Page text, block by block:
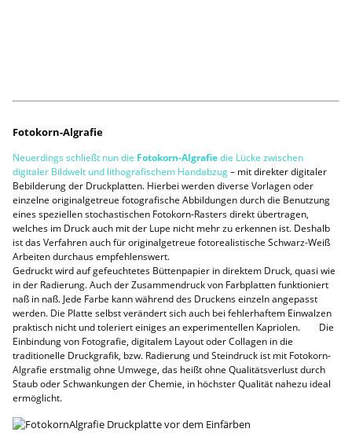
Fotokorn-Algrafie
Neuerdings schließt nun die Fotokorn-Algrafiedie Lücke zwischen
digitaler Bildwelt und lithografischem Handabzug– mit direkter digitaler
Bebilderung der Druckplatten. Hierbei werden diverse Vorlagen oder
einzelne originalgetreue fotografische Abbildungen durch die Benutzung
eines speziellen stochastischen Fotokorn-Rasters direkt übertragen,
welches im Druck auch mit der Lupe nicht mehr zu erkennen ist. Deshalb
ist das Verfahren auch für originalgetreue fotorealistische Schwarz-Weiß
Arbeiten durchaus empfehlenswert.
Gedruckt wird auf gefeuchtetes Büttenpapier in direktem Druck, quasi wie
in der Radierung. Auch der Zusammendruck von Farbplatten funktioniert
naß in naß. Jede Farbe kann während des Druckens einzeln angepasst
werden. Die Platte selbst verändert sich auch bei fehlerhaftem Einwalzen
praktisch nicht und toleriert einiges an experimentellen Kapriolen. Die
Einbindung von Fotografie, digitalem Layout oder Collagen in die
traditionelle Druckgrafik, bzw. Radierung und Steindruck ist mit Fotokorn-
Algrafie erstmalig ohne Umwege, das heißt ohne Qualitätsverlust durch
Staub oder Schwankungen der Chemie, in höchster Qualität nahezu ideal
ermöglicht.